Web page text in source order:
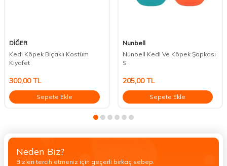
DİĞER
Kedi Köpek Bıçaklı Kostüm
Kıyafet
300,00TL
Sepete Ekle
Nunbell
Nunbell Kedi Ve Köpek Şapkası
S
205,00TL
Sepete Ekle
Neden Biz?
Bizleri tercih etmeniz için geçerli birkaç sebep.